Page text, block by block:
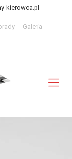
kierowca.pl
Galeria